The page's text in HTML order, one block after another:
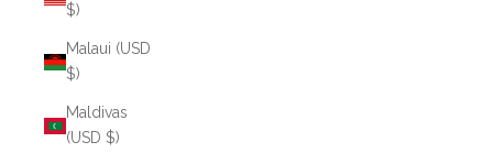
$)
Malaui (USD
$)
Maldivas
(USD $)